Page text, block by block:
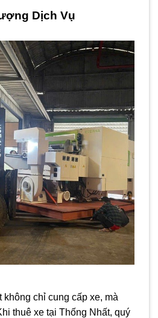
Dịch Vụ
không chỉ cung cấp xe, mà
thuê xe tại Thống Nhất, quý